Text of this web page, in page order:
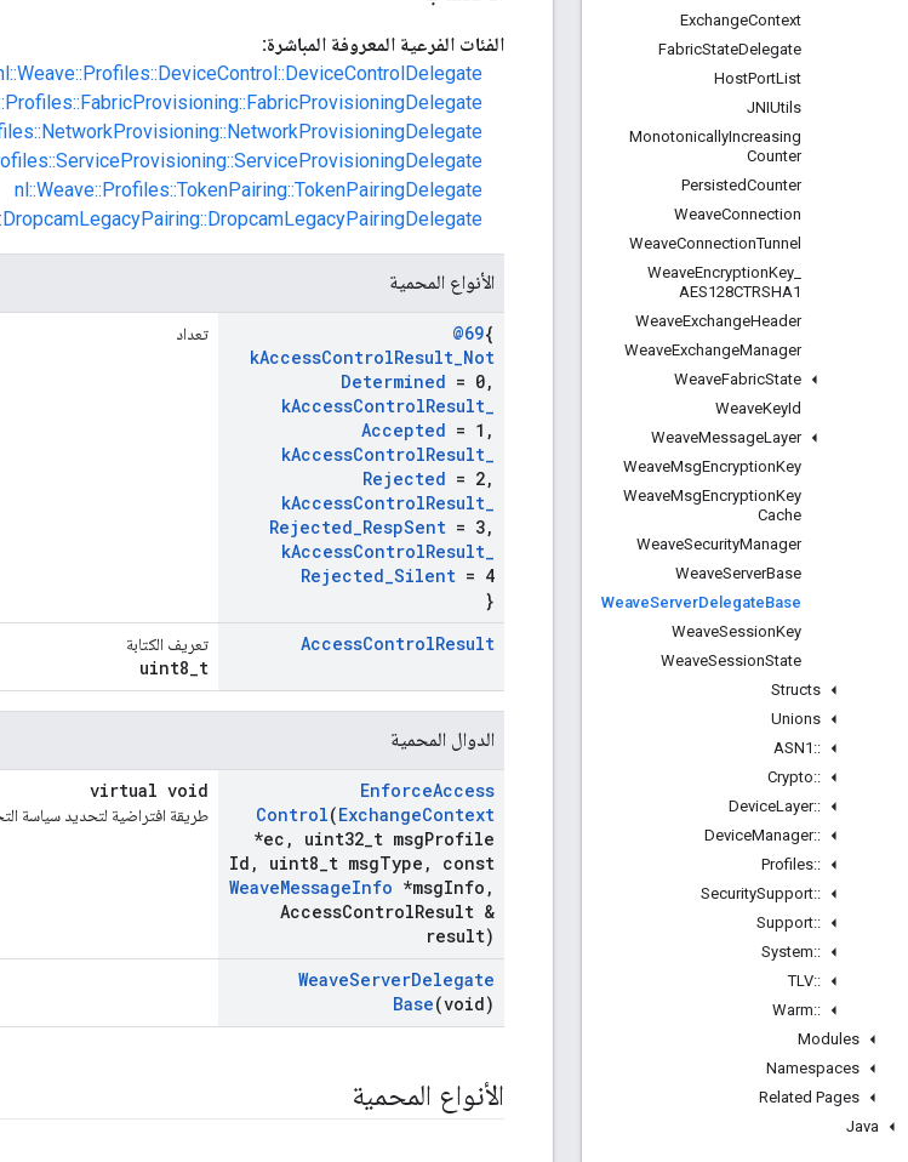
ExchangeContext
FabricStateDelegate
HostPortList
JNIUtils
MonotonicallyIncreasing
Counter
PersistedCounter
WeaveConnection
WeaveConnectionTunnel
WeaveEncryptionKey
AES128CTRSHA1
WeaveExchangeHeader
WeaveExchangeManager
WeaveFabricState
WeaveKeyId
WeaveMessageLayer
WeaveMsgEncryptionKey
WeaveMsgEncryptionKey
Cache
WeaveSecurityManager
WeaveServerBase
WeaveServerDelegateBase
WeaveSessionKey
WeaveSessionState
Structs
Unions
::
ASN1
::
Crypto
::
DeviceLayer
::
DeviceManager
::
Profiles
::
SecuritySupport
::
Support
::
System
::
TLV
::
Warm
Modules
Namespaces
Related Pages
Java
الفئات الفرعية المعروفة المباشرة:
nl::Weave::Profiles::TokenPairing::TokenPairingDelegate
الأنواع المحمية
@69{
kAccessControlResult_Not
Determined = 0,
kAccessControlResult_
Accepted = 1 ,
kAccessControlResult_
Rejected = 2,
kAccessControlResult_
Rejected_RespSent = 3,
kAccessControlResult_
Rejected_Silent = 4
}
تعداد
AccessControlResult تعريف الكتابة
uint8_t
الدوال المحمية
EnforceAccess
Control(ExchangeContext
*ec , uint32 t msgProfile
Id , uint8 t msgType ,
const
WeaveMessageInfo *msgInfo ,
AccessControlResult &
result)
virtual void
طريقة افتراضية لتحديد سياسة
WeaveServerDelegate
Base(void)
الأنواع المحمية